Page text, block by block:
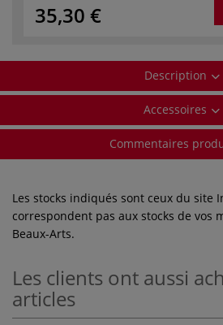
35,30 €
Description
Accessoires
Commentaires
Les stocks indiqués sont ceux du site
correspondent pas aux stocks de vos
Beaux-Arts.
Les clients ont aussi
articles